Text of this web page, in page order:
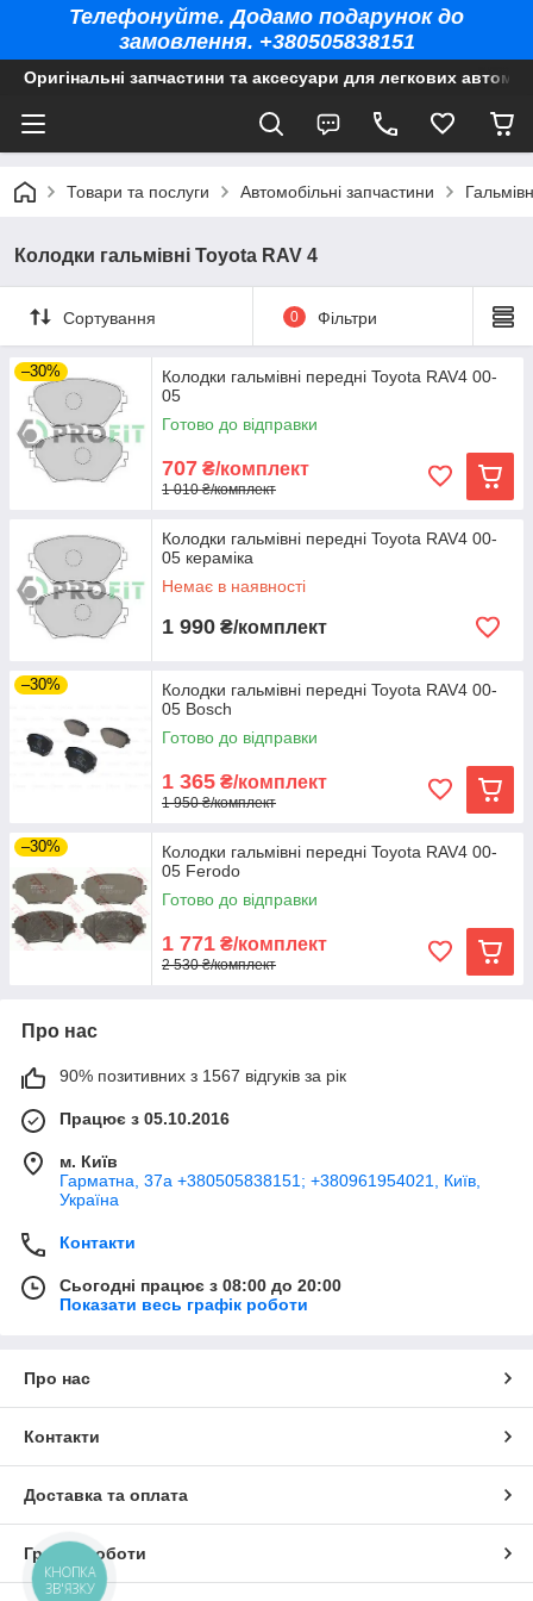
Телефонуйте. Додамо подарунок до
замовлення. +380505838151
Оригінальні запчастини та аксесуари для легкових
Товари та послуги Автомобільні запчастини
Колодки гальмівні Toyota RAV 4
Сортування 0 Фільтри
–30%
Колодки гальмівні передні Toyota RAV4 00-
05
Готово до відправки
707 ₴/комплект
1 010 ₴/комплект
Колодки гальмівні передні Toyota RAV4 00-
05 кераміка
Немає в наявності
1 990 ₴/комплект
–30%
Колодки гальмівні передні Toyota RAV4 00-
05 Bosch
Готово до відправки
1 365 ₴/комплект
1 950 ₴/комплект
–30%
Колодки гальмівні передні Toyota RAV4 00-
05 Ferodo
Готово до відправки
1 771 ₴/комплект
2 530 ₴/комплект
Про нас
90% позитивних з 1567 відгуків за рік
Працює з 05.10.2016
м. Київ
Гарматна, 37а +380505838151; +380961954021, Київ,
Україна
Контакти
Сьогодні працює з 08:00 до 20:00
Показати весь графік роботи
Про нас
Контакти
Доставка та оплата
Графік роботи
КНОПКА
ЗВ'ЯЗКУ